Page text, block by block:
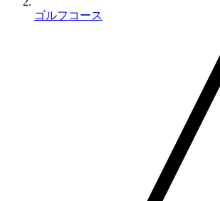
ゴルフコース